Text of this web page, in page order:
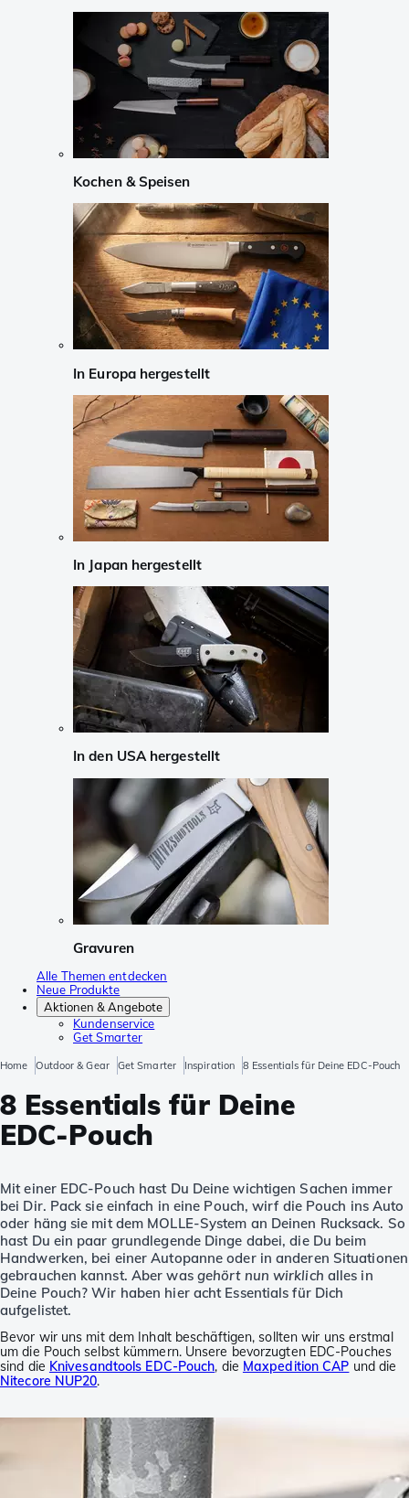
Kochen & Speisen
In Europa hergestellt
In Japan hergestellt
In den USA hergestellt
Gravuren
Alle Themen entdecken
Neue Produkte
Aktionen & Angebote
Kundenservice
Get Smarter
Home Outdoor & Gear Get Smarter Inspiration 8 Essentials für Deine EDC-Pouch
8 Essentials für Deine
EDC-Pouch
Mit einer EDC-Pouch hast Du Deine wichtigen Sachen immer
bei Dir. Pack sie einfach in eine Pouch, wirf die Pouch ins Auto
oder häng sie mit dem MOLLE-System an Deinen Rucksack. So
hast Du ein paar grundlegende Dinge dabei, die Du beim
Handwerken, bei einer Autopanne oder in anderen Situationen
gebrauchen kannst. Aber was gehört nun wirklich alles in
Deine Pouch? Wir haben hier acht Essentials für Dich
aufgelistet.
Bevor wir uns mit dem Inhalt beschäftigen, sollten wir uns erstmal
um die Pouch selbst kümmern. Unsere bevorzugten EDC-Pouches
sind die Knivesandtools EDC-Pouch, die Maxpedition CAP und die
Nitecore NUP20.